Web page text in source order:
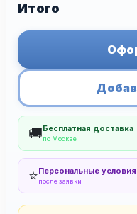
Итого
🚚Бесплатная доставка
по Москве
⭐Персональные условия
после заявки